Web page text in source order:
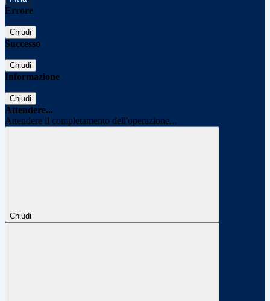
Errore
Chiudi
Successo
Chiudi
Informazione
Chiudi
Attendere...
Attendere il completamento dell'operazione...
Chiudi